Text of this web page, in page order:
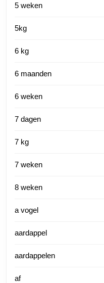
5 weken
5kg
6 kg
6 maanden
6 weken
7 dagen
7 kg
7 weken
8 weken
a vogel
aardappel
aardappelen
af